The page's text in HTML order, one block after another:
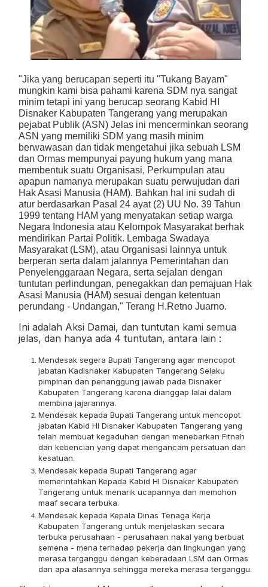
"Jika yang berucapan seperti itu "Tukang Bayam"
mungkin kami bisa pahami karena SDM nya sangat
minim tetapi ini yang berucap seorang Kabid HI
Disnaker Kabupaten Tangerang yang merupakan
pejabat Publik (ASN) Jelas ini mencerminkan seorang
ASN yang memiliki SDM yang masih minim
berwawasan dan tidak mengetahui jika sebuah LSM
dan Ormas mempunyai payung hukum yang mana
membentuk suatu Organisasi, Perkumpulan atau
apapun namanya merupakan suatu perwujudan dari
Hak Asasi Manusia (HAM). Bahkan hal ini sudah di
atur berdasarkan Pasal 24 ayat (2) UU No. 39 Tahun
1999 tentang HAM yang menyatakan setiap warga
Negara Indonesia atau Kelompok Masyarakat berhak
mendirikan Partai Politik. Lembaga Swadaya
Masyarakat (LSM), atau Organisasi lainnya untuk
berperan serta dalam jalannya Pemerintahan dan
Penyelenggaraan Negara, serta sejalan dengan
tuntutan perlindungan, penegakkan dan pemajuan Hak
Asasi Manusia (HAM) sesuai dengan ketentuan
perundang - Undangan," Terang H.Retno Juarno.
Ini adalah Aksi Damai, dan tuntutan kami semua
jelas, dan hanya ada 4 tuntutan, antara lain :
Mendesak segera Bupati Tangerang agar mencopot
jabatan Kadisnaker Kabupaten Tangerang Selaku
pimpinan dan penanggung jawab pada Disnaker
Kabupaten Tangerang karena dianggap lalai dalam
membina jajarannya.
Mendesak kepada Bupati Tangerang untuk mencopot
jabatan Kabid HI Disnaker Kabupaten Tangerang yang
telah membuat kegaduhan dengan menebarkan Fitnah
dan kebencian yang dapat mengancam persatuan dan
kesatuan.
Mendesak kepada Bupati Tangerang agar
memerintahkan Kepada Kabid HI Disnaker Kabupaten
Tangerang untuk menarik ucapannya dan memohon
maaf secara terbuka.
Mendesak kepada Kepala Dinas Tenaga Kerja
Kabupaten Tangerang untuk menjelaskan secara
terbuka perusahaan - perusahaan nakal yang berbuat
semena - mena terhadap pekerja dan lingkungan yang
merasa terganggu dengan keberadaan LSM dan Ormas
dan apa alasannya sehingga mereka merasa terganggu.